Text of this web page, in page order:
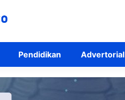
Pendidikan Advertorial